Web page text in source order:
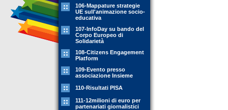
106-Mappature strategie
UE sull'animazione socio-
educativa
107-InfoDay su bando del
Corpo Europeo di
Solidarietà
108-Citizens Engagement
Platform
109-Evento presso
associazione Insieme
110-Risultati PISA
111-12milioni di euro per
partenariati giornalistici